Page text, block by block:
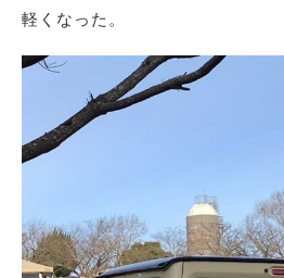
軽くなった。